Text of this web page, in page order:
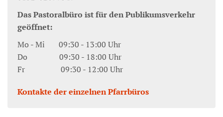
Das Pastoralbüro ist für den Publikumsverkehr
geöffnet:
Mo - Mi 09:30 - 13:00 Uhr
Do 09:30 - 18:00 Uhr
Fr 09:30 - 12:00 Uhr
Kontakte der einzelnen Pfarrbüros